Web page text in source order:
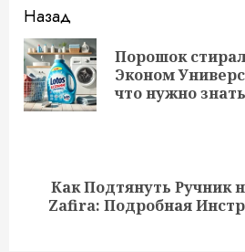
Продолжить
чтение
Назад
Порошок
Эконом
что нужно знать
Следующая
запись:
Как Подтянуть Ручник
Zafira: Подробная